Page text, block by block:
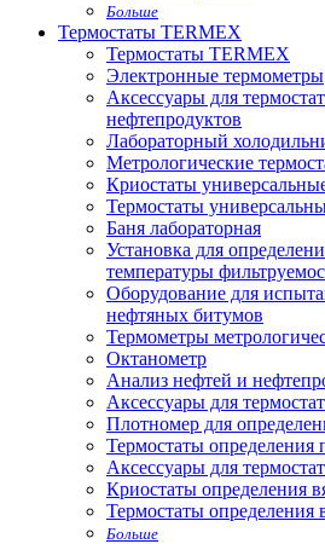
Больше
Термостаты TERMEX
Термостаты TERMEX
Электронные термометры
Аксессуары для
нефтепродуктов
Лабораторный
Метрологические
Криостаты
Термостаты
Баня лабораторная
Установка для
температуры
Оборудование для
нефтяных битумов
Термометры
Октанометр
Анализ нефтей и
Аксессуары для
Плотномер для
Термостаты определения
Аксессуары для
Криостаты определения
Термостаты определения
Больше